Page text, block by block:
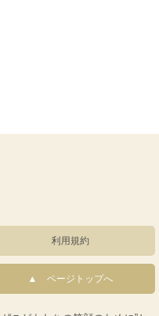
利用規約
ページトップへ